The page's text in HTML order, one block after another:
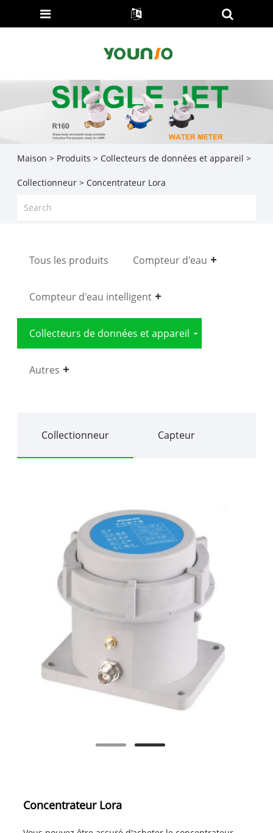
Maison > Produits > Collecteurs de données et appareil >
Collectionneur> Concentrateur Lora
Tous les produits Compteur d'eau
Compteur d'eau intelligent
Collecteurs de données et appareil
Autres
Collectionneur Capteur
Concentrateur Lora